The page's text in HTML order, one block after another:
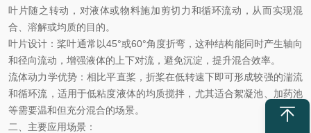
叶片随之转动，对液体或物料施加剪切力和循环流动，从而实现混
合、溶解或均质的目的。
叶片设计 ‌：桨叶通常以45°或60°角度折弯，这种结构能同时产生‌轴向
和径向流动‌，增强液体的上下对流，避免沉淀，提升混合效率。
流体动力学优势‌：相比平直桨，折桨在低转速下即可形成较强的湍流
和循环流，适用于低粘度液体的均质搅拌，尤其适合絮凝池、加药池
等需要温和但充分混合的场景。
二、主要应用场景：